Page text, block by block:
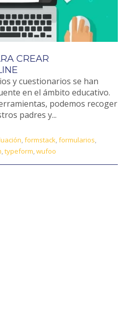
CREAR
y cuestionarios se han
en el ámbito educativo.
podemos recoger
padres y...
,formstack,formularios,
,typeform,wufoo